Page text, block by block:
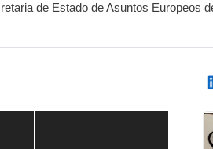
de Estado de Asuntos Europeos